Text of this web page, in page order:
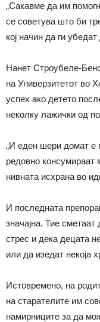
„Сакавме да им
се советува што би
кој начин да ги
Нанет Строубеле-
на Универзитетот во
успех ако детето
неколку лажички од
„И еден шери домат е
редовно консумираат
нивната исхрана во
И последната
значајна. Тие
стрес и дека децата
или да изедат некоја
Истовремено, на
на старателите им
намирниците за да